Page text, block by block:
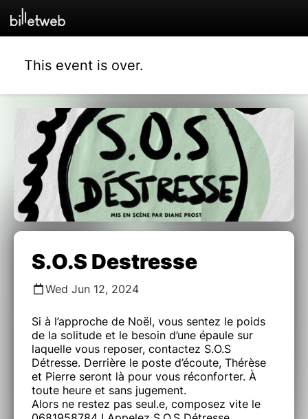
This event is over.
S.O.S Destresse
Wed Jun 12, 2024
Si à l’approche de Noël, vous sentez le poids
de la solitude et le besoin d’une épaule sur
laquelle vous reposer, contactez S.O.S
Détresse. Derrière le poste d’écoute, Thérèse
et Pierre seront là pour vous réconforter. À
toute heure et sans jugement.
Alors ne restez pas seul.e, composez vite le